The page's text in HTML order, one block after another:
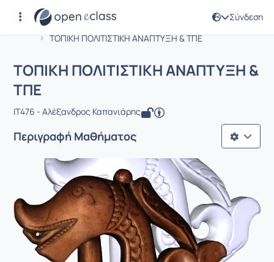
Σύνδεση
Αρχική Σελίδα
ΤΟΠΙΚΗ ΠΟΛΙΤΙΣΤΙΚΗ ΑΝΑΠΤΥΞΗ & ΤΠΕ
Μάθημα : ΤΟΠΙΚΗ ΠΟΛΙΤΙΣΤΙΚΗ
ΤΟΠΙΚΗ ΠΟΛΙΤΙΣΤΙΚΗ ΑΝΑΠΤΥΞΗ &
ΤΠΕ
IT476 - Αλέξανδρος Καπανιάρης
Περιγραφή Μαθήματος